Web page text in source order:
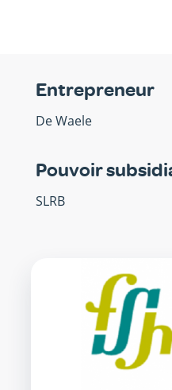
Entrepreneur
De Waele
Pouvoir
SLRB